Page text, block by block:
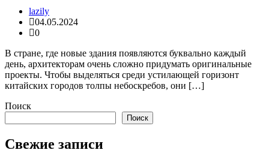
lazily
04.05.2024
0
В стране, где новые здания появляются буквально каждый
день, архитекторам очень сложно придумать оригинальные
проекты. Чтобы выделяться среди устилающей горизонт
китайских городов толпы небоскребов, они […]
Поиск
Поиск
Свежие записи